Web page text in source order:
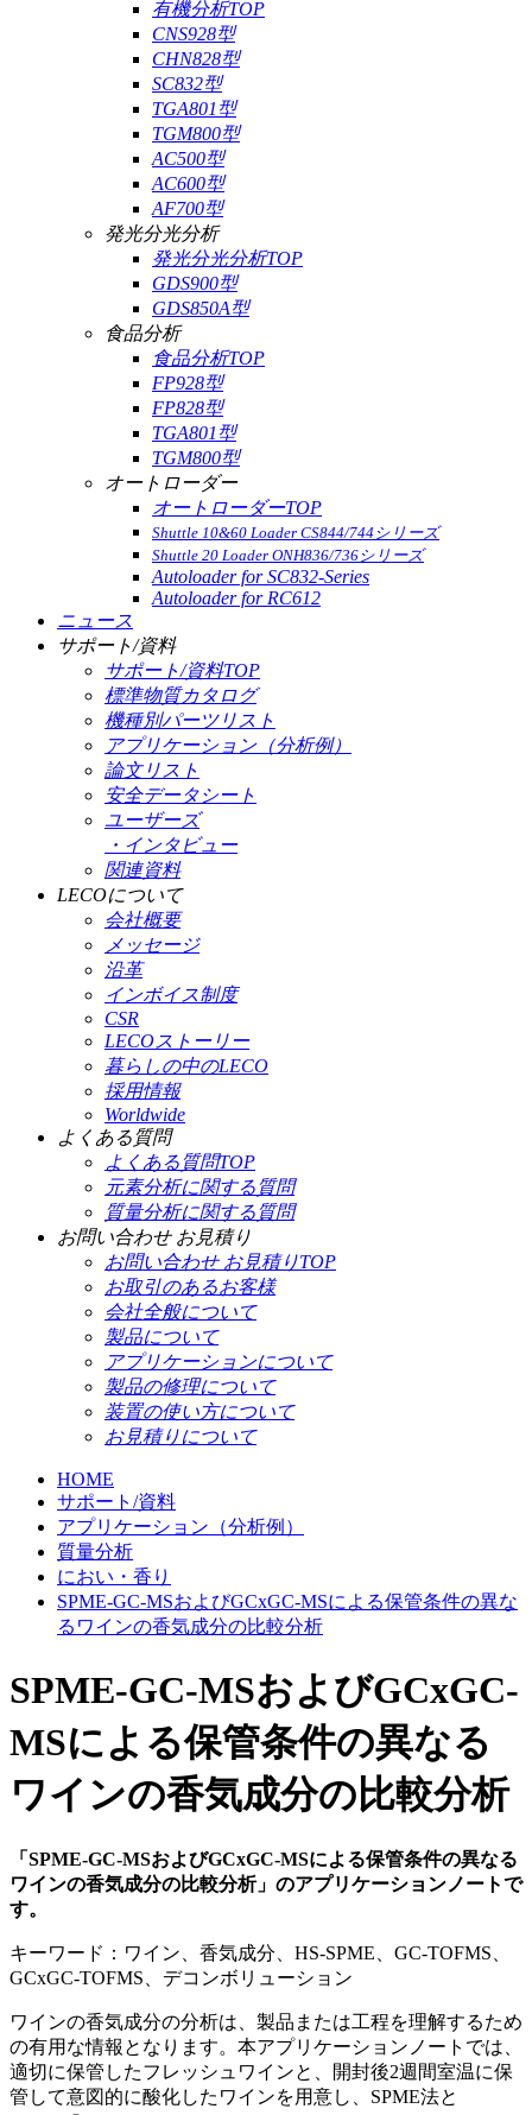
有機分析TOP
CNS928型
CHN828型
SC832型
TGA801型
TGM800型
AC500型
AC600型
AF700型
発光分光分析
発光分光分析TOP
GDS900型
GDS850A型
食品分析
食品分析TOP
FP928型
FP828型
TGA801型
TGM800型
オートローダー
オートローダーTOP
Shuttle 10&60 Loader CS844/744シリーズ
Shuttle 20 Loader ONH836/736シリーズ
Autoloader for SC832-Series
Autoloader for RC612
ニュース
サポート/資料
サポート/資料TOP
標準物質カタログ
機種別パーツリスト
アプリケーション（分析例）
論文リスト
安全データシート
ユーザーズ
・インタビュー
関連資料
LECOについて
会社概要
メッセージ
沿革
インボイス制度
CSR
LECOストーリー
暮らしの中のLECO
採用情報
Worldwide
よくある質問
よくある質問TOP
元素分析に関する質問
質量分析に関する質問
お問い合わせ お見積り
お問い合わせ お見積りTOP
お取引のあるお客様
会社全般について
製品について
アプリケーションについて
製品の修理について
装置の使い方について
お見積りについて
HOME
サポート/資料
アプリケーション（分析例）
質量分析
におい・香り
SPME-GC-MSおよびGCxGC-MSによる保管条件の異な
るワインの香気成分の比較分析
SPME-GC-MSおよびGCxGC-
MSによる保管条件の異なる
ワインの香気成分の比較分析
「SPME-GC-MSおよびGCxGC-MSによる保管条件の異なる
ワインの香気成分の比較分析」のアプリケーションノートで
す。
キーワード：ワイン、香気成分、HS-SPME、GC-TOFMS、
GCxGC-TOFMS、デコンボリューション
ワインの香気成分の分析は、製品または工程を理解するため
の有用な情報となります。本アプリケーションノートでは、
適切に保管したフレッシュワインと、開封後2週間室温に保
管して意図的に酸化したワインを用意し、SPME法と